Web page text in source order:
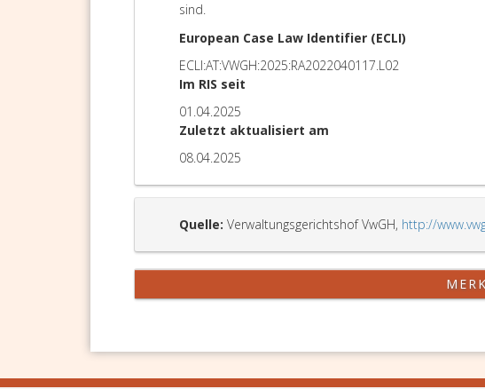
sind.
European Case Law Identifier (ECLI)
ECLI:AT:VWGH:2025:RA2022040117.L02
Im RIS seit
01.04.2025
Zuletzt aktualisiert am
08.04.2025
Quelle: Verwaltungsgerichtshof VwGH, http://